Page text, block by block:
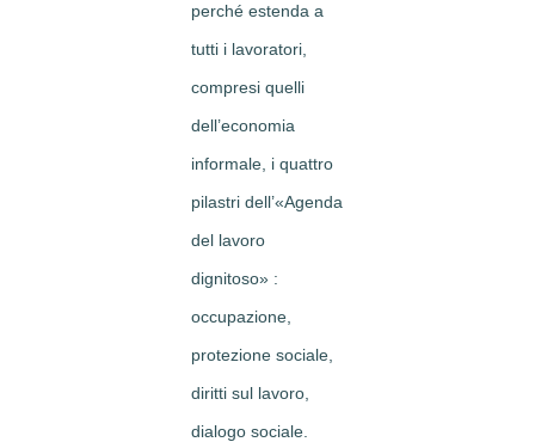
perché estenda a
tutti i lavoratori,
compresi quelli
dell’economia
informale, i quattro
pilastri dell’«Agenda
del lavoro
dignitoso» :
occupazione,
protezione sociale,
diritti sul lavoro,
dialogo sociale.